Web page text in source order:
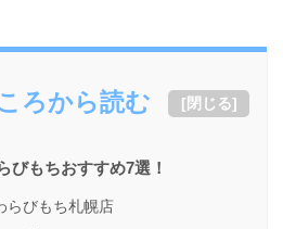
ろから読む [閉じる]
びもちおすすめ7選！
らびもち札幌店